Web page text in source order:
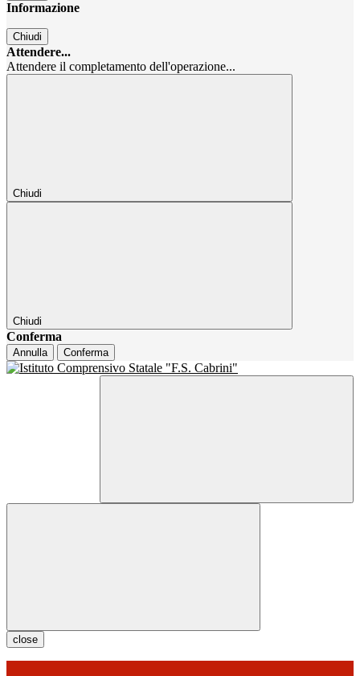
Informazione
Chiudi
Attendere...
Attendere il completamento dell'operazione...
Chiudi
Chiudi
Conferma
Annulla Conferma
close